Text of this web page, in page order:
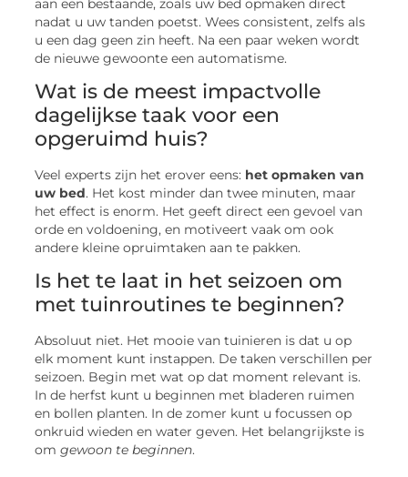
aan een bestaande, zoals uw bed opmaken direct
nadat u uw tanden poetst. Wees consistent, zelfs als
u een dag geen zin heeft. Na een paar weken wordt
de nieuwe gewoonte een automatisme.
Wat is de meest impactvolle
dagelijkse taak voor een
opgeruimd huis?
Veel experts zijn het erover eens: het opmaken van
uw bed. Het kost minder dan twee minuten, maar
het effect is enorm. Het geeft direct een gevoel van
orde en voldoening, en motiveert vaak om ook
andere kleine opruimtaken aan te pakken.
Is het te laat in het seizoen om
met tuinroutines te beginnen?
Absoluut niet. Het mooie van tuinieren is dat u op
elk moment kunt instappen. De taken verschillen per
seizoen. Begin met wat op dat moment relevant is.
In de herfst kunt u beginnen met bladeren ruimen
en bollen planten. In de zomer kunt u focussen op
onkruid wieden en water geven. Het belangrijkste is
omgewoon te beginnen.